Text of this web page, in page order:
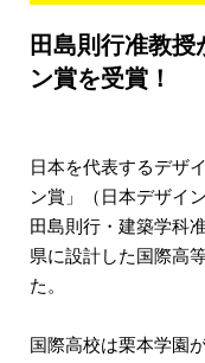
田島則行准教授
ン賞を受賞！
日本を代表するデザ
ン賞」（日本デザイ
田島則行・建築学科
県に設計した国際高
た。
国際高校は栗本学園